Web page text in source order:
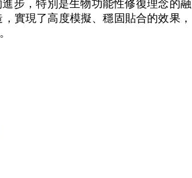
步，特別是生物功能性修復理念的融
實現了高度模擬、穩固貼合的效果，